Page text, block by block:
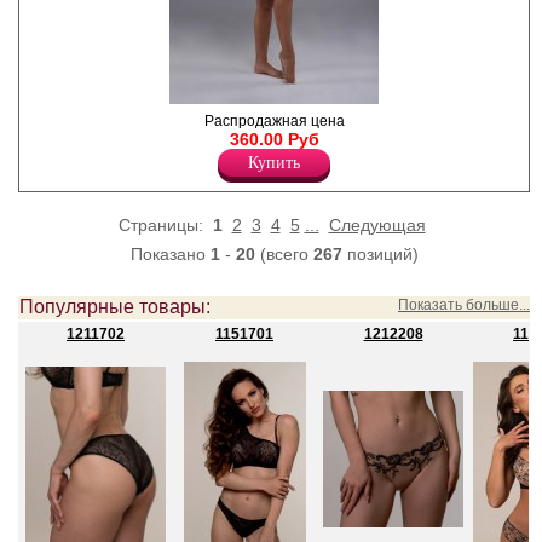
Купальник женский
раздельный. Бюстгальтер с
формованными чашками, на
косточках. Бретели
регулируются по длине,
положения ( обычное, крест
на крест, вокруг шеи ). Трусы-
бикини на завязках.
Распродажная цена
360.00 Руб
Купить
Страницы: 1 2 3 4 5
Следующая
Показано 1- 20(всего 267позиций)
Популярные товары:
Показать больше...
1211702
1151701 1212208